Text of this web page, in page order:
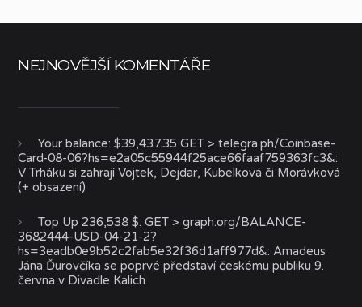
NEJNOVĚJŠÍ KOMENTÁŘE
Your balance: $39,437.35 GET > telegra.ph/Coinbase-
Card-08-06?hs=e2a05c55944f25ace66faaf759363fc3&:
V Trháku si zahrají Vojtek, Dejdar, Kubelková či Morávková
(+ obsazení)
Top Up 236,538 $. GET > graph.org/BALANCE-
3682444-USD-04-21-2?
hs=3eadb0e9b52c2fab5e32f36d1aff977d&:Amadeus
Jána Ďurovčíka se poprvé představí českému publiku 9.
června v Divadle Kalich